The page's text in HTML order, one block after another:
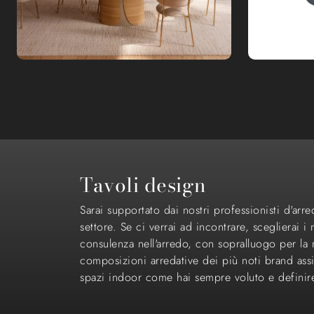
Tavoli design
Sarai supportato dai nostri professionisti
settore. Se ci verrai ad incontrare, sceglierai
consulenza nell'arredo, con sopralluogo per
composizioni arredative dei più noti brand
spazi indoor come hai sempre voluto e